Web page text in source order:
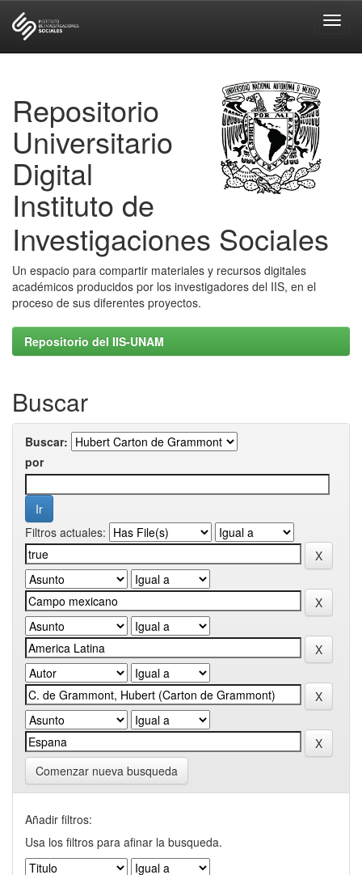
Repositorio
Universitario
Digital
Instituto de
Investigaciones Sociales
Un espacio para compartir materiales y recursos digitales
académicos producidos por los investigadores del IIS, en el
proceso de sus diferentes proyectos.
Repositorio del IIS-UNAM
Buscar
Buscar:
por
Filtros actuales:
Comenzar nueva busqueda
Añadir filtros:
Usa los filtros para afinar la busqueda.